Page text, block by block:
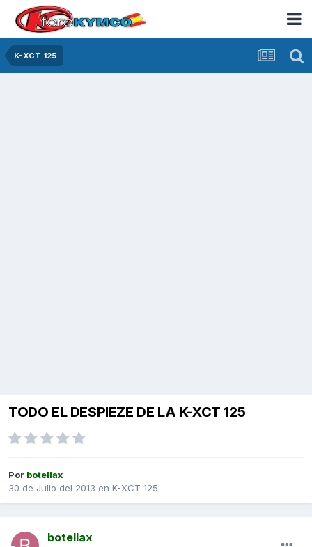
K-XCT 125
TODO EL DESPIEZE DE LA K-XCT 125
Por botellax
30 de Julio del 2013 en K-XCT 125
botellax